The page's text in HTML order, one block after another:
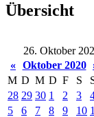
Übersicht
26. Oktober
« Oktober 2020
M D M D F S
28 29 30 1 2 3
5
6 7 8 9 10